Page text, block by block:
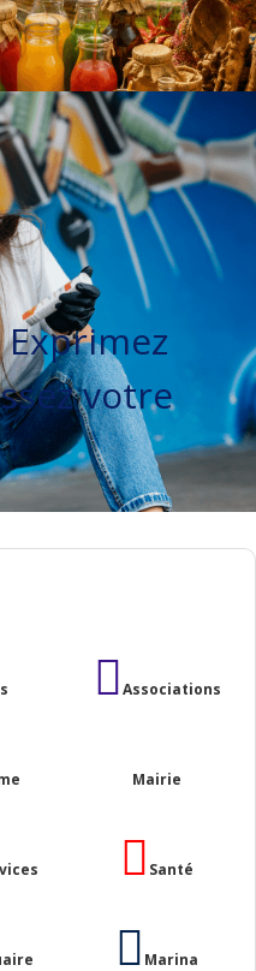
votre
Associations
Mairie
Santé
Marina